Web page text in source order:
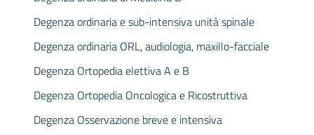
Degenza ordinaria e sub-intensiva unità spinale
Degenza ordinaria ORL, audiologia, maxillo-facciale
Degenza Ortopedia elettiva A e B
Degenza Ortopedia Oncologica e Ricostruttiva
Degenza Osservazione breve e intensiva